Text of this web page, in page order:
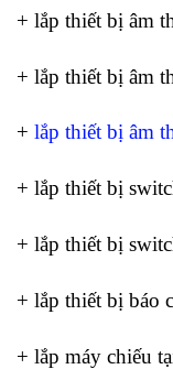
+ lắp thiết bị âm
+ lắp thiết bị âm
+ lắp thiết bị âm
+ lắp thiết bị
+ lắp thiết bị
+ lắp thiết bị báo
+ lắp máy chiếu